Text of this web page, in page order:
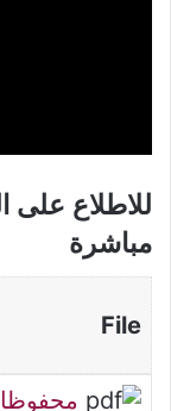
للاطلاع على
مباشرة
File